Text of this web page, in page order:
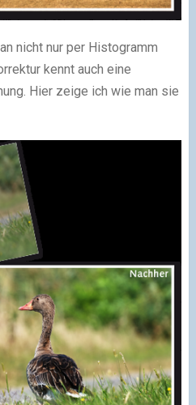
nicht nur per Histogramm
kennt auch eine
Hier zeige ich wie man sie